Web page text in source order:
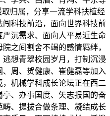
归属，分享一流学科扶植经
科技前沿，面向世界科技前
沉需求、面向人平易近生命
之间割舍不竭的感情羁绊，
想青翠校园岁月，打制沉浸
周、贺健康、崔健磊等加入
机械学科成长论坛正在西二
、办事国度、矢志报国的奋
、提拔合做条理、凝结成长